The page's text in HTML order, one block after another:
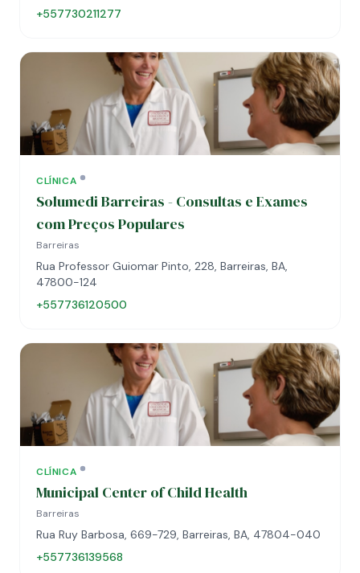
+557730211277
CLÍNICA
Solumedi Barreiras - Consultas e Exames
com Preços Populares
Barreiras
Rua Professor Guiomar Pinto, 228, Barreiras, BA,
47800-124
+557736120500
CLÍNICA
Municipal Center of Child Health
Barreiras
Rua Ruy Barbosa, 669-729, Barreiras, BA, 47804-040
+557736139568